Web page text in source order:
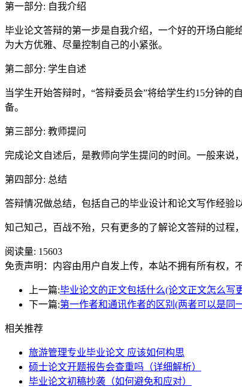
第一部分: 自我介绍
毕业论文答辩的第一步是自我介绍，一个好的开场白能
为大方优雅、尽量控制自己的小紧张。
第二部分: 学生自述
当学生开始答辩时，“答辩委员会”将给学生约15分钟
备。
第三部分: 教师提问
完成论文自述后，是教师向学生提问的时间。一般来说
第四部分: 总结
答辩情况做总结，包括自己的毕业设计和论文写作经验
知己知己，百战不殆，只有更多的了解论文答辩的过程
阅读量: 15603
免责声明：内容由用户自发上传，本站不拥有所有权，
上一篇:毕业论文的正文包括什么(论文正文怎么写
下一篇:第一作者和通讯作者的区别(两者可以是同
相关推荐
旅游管理专业毕业论文 应该如何构思
硕士论文开题报告会查重吗（详细解析）
毕业论文初稿抄袭（如何避免和应对）